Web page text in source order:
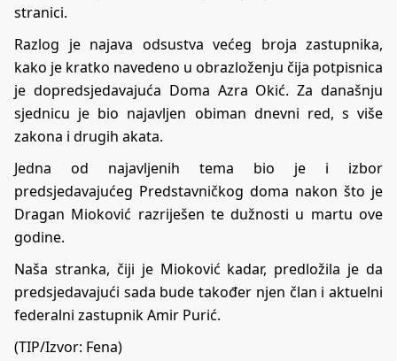
stranici.
Razlog je najava odsustva većeg broja zastupnika,
kako je kratko navedeno u obrazloženju čija potpisnica
je dopredsjedavajuća Doma Azra Okić. Za današnju
sjednicu je bio najavljen obiman dnevni red, s više
zakona i drugih akata.
Jedna od najavljenih tema bio je i izbor
predsjedavajućeg Predstavničkog doma nakon što je
Dragan Mioković razriješen te dužnosti u martu ove
godine.
Naša stranka, čiji je Mioković kadar, predložila je da
predsjedavajući sada bude također njen član i aktuelni
federalni zastupnik Amir Purić.
(TIP/Izvor: Fena)